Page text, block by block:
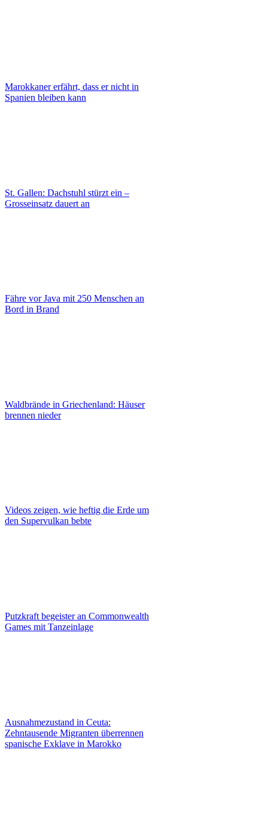
Marokkaner erfährt, dass er nicht in
Spanien bleiben kann
St. Gallen: Dachstuhl stürzt ein –
Grosseinsatz dauert an
Fähre vor Java mit 250 Menschen an
Bord in Brand
Waldbrände in Griechenland: Häuser
brennen nieder
Videos zeigen, wie heftig die Erde um
den Supervulkan bebte
Putzkraft begeister an Commonwealth
Games mit Tanzeinlage
Ausnahmezustand in Ceuta:
Zehntausende Migranten überrennen
spanische Exklave in Marokko